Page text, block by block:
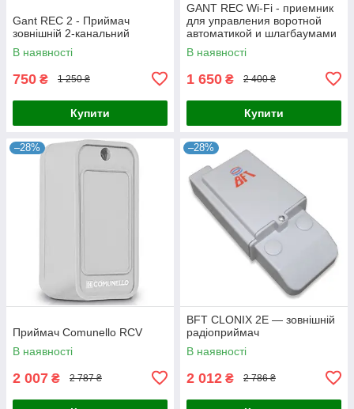
Gant REC 2 - Приймач
зовнішній 2-канальний
В наявності
750 ₴ 1 250 ₴
Купити
GANT REC Wi-Fi - приемник
для управления воротной
автоматикой и шлагбаумами
В наявності
1 650 ₴ 2 400 ₴
Купити
–28%
Приймач Comunello RCV
В наявності
2 007 ₴ 2 787 ₴
–28%
BFT CLONIX 2E — зовнішній
радіоприймач
В наявності
2 012 ₴ 2 786 ₴